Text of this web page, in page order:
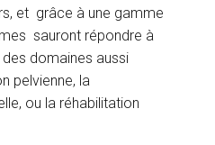
et grâce à une gamme
sauront répondre à
domaines aussi
pelvienne, la
ou la réhabilitation